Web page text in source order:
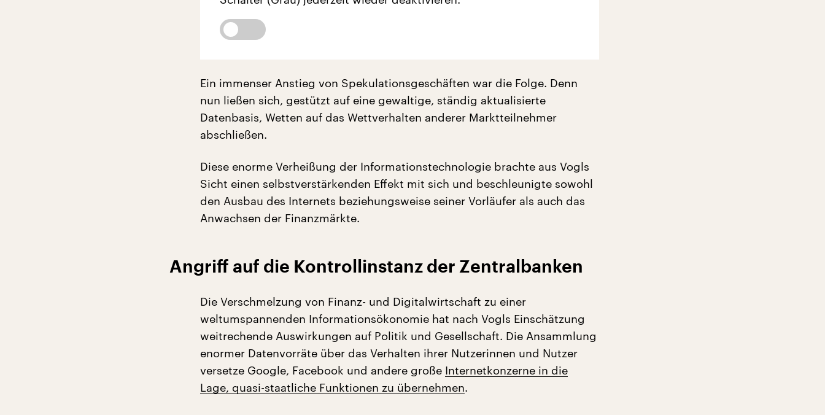
Ein immenser Anstieg von Spekulationsgeschäften war die Folge. Denn
nun ließen sich, gestützt auf eine gewaltige, ständig aktualisierte
Datenbasis, Wetten auf das Wettverhalten anderer Marktteilnehmer
abschließen.
Diese enorme Verheißung der Informationstechnologie brachte aus Vogls
Sicht einen selbstverstärkenden Effekt mit sich und beschleunigte sowohl
den Ausbau des Internets beziehungsweise seiner Vorläufer als auch das
Anwachsen der Finanzmärkte.
Angriff auf die Kontrollinstanz der Zentralbanken
Die Verschmelzung von Finanz- und Digitalwirtschaft zu einer
weltumspannenden Informationsökonomie hat nach Vogls Einschätzung
weitrechende Auswirkungen auf Politik und Gesellschaft. Die Ansammlung
enormer Datenvorräte über das Verhalten ihrer Nutzerinnen und Nutzer
versetze Google, Facebook und andere große Internetkonzerne in die
Lage, quasi-staatliche Funktionen zu übernehmen.